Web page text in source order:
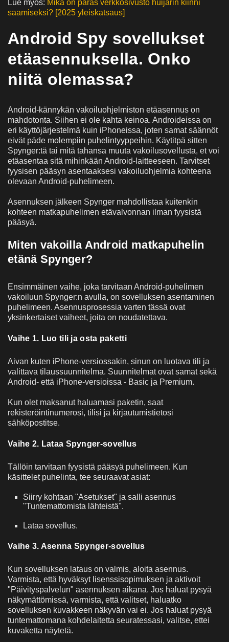
Lue myös: Mikä on paras verkkosivusto huijarin kiinni
saamiseksi? [2025 yleiskatsaus]
Android Spy sovellukset
etäasennuksella. Onko
niitä olemassa?
Android-kännykän vakoiluohjelmiston etäasennus on
mahdotonta. Siihen ei ole kahta keinoa. Androideissa on
eri käyttöjärjestelmä kuin iPhoneissa, joten samat säännöt
eivät päde molempiin puhelintyyppeihin. Käytitpä sitten
Spynger:tä tai mitä tahansa muuta vakoilusovellusta, et voi
etäasentaa sitä mihinkään Android-laitteeseen. Tarvitset
fyysisen pääsyn asentaaksesi vakoiluohjelmia kohteena
olevaan Android-puhelimeen.
Asennuksen jälkeen Spynger mahdollistaa kuitenkin
kohteen matkapuhelimen etävalvonnan ilman fyysistä
pääsyä.
Miten vakoilla Android matkapuhelin
etänä Spynger?
Ensimmäinen vaihe, joka tarvitaan Android-puhelimen
vakoiluun Spynger:n avulla, on sovelluksen asentaminen
puhelimeen. Asennusprosessia varten tässä ovat
yksinkertaiset vaiheet, joita on noudatettava.
Vaihe 1. Luo tili ja osta paketti
Aivan kuten iPhone-versiossakin, sinun on luotava tili ja
valittava tilaussuunnitelma. Suunnitelmat ovat samat sekä
Android- että iPhone-versioissa - Basic ja Premium.
Kun olet maksanut haluamasi paketin, saat
rekisteröintinumerosi, tilisi ja kirjautumistietosi
sähköpostitse.
Vaihe 2. Lataa Spynger-sovellus
Tällöin tarvitaan fyysistä pääsyä puhelimeen. Kun
käsittelet puhelinta, tee seuraavat asiat:
Siirry kohtaan "Asetukset" ja salli asennus
"Tuntemattomista lähteistä".
Lataa sovellus.
Vaihe 3. Asenna Spynger-sovellus
Kun sovelluksen lataus on valmis, aloita asennus.
Varmista, että hyväksyt lisenssisopimuksen ja aktivoit
"Päivityspalvelun" asennuksen aikana. Jos haluat pysyä
näkymättömissä, varmista, että valitset, haluatko
sovelluksen kuvakkeen näkyvän vai ei. Jos haluat pysyä
tuntemattomana kohdelaitetta seuratessasi, valitse, ettei
kuvaketta näytetä.